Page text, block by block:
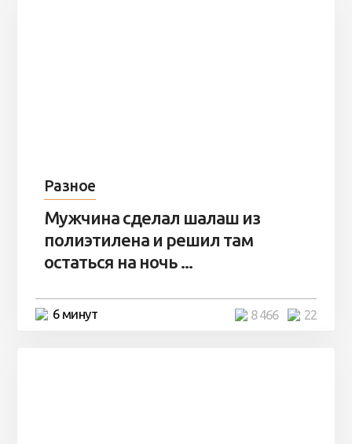
Разное
Мужчина сделал шалаш из
полиэтилена и решил там
остаться на ночь ...
6 минут 22
8 466